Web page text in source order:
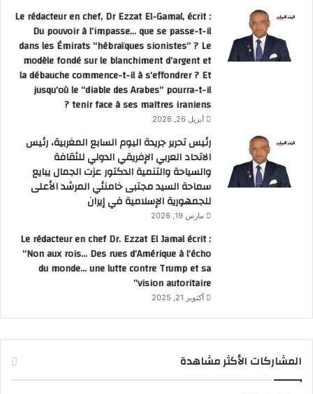
Le rédacteur en chef, Dr Ezzat El-Gamal, écrit :
Du pouvoir à l’impasse… que se passe-t-il
dans les Émirats “hébraïques sionistes” ? Le
modèle fondé sur le blanchiment d’argent et
la débauche commence-t-il à s’effondrer ? Et
jusqu’où le “diable des Arabes” pourra-t-il
tenir face à ses maîtres iraniens ?
أبريل 26, 2026
رئيس تحرير جريدة اليوم السابع المغربية، رئيس
الاتحاد العربي الإفريقي الدولي للثقافة
والسياحة والتنمية الدكتور عزت الجمال يبايع
سماحة السيد مجتبى خامنئي المرشد الأعلى
للجمهورية الإسلامية في إيران
مارس 19, 2026
Le rédacteur en chef Dr. Ezzat El Jamal écrit :
“Non aux rois… Des rues d’Amérique à l’écho
du monde… une lutte contre Trump et sa
vision autoritaire”
أكتوبر 21, 2025
المشاركات الأكثر مشاهدة